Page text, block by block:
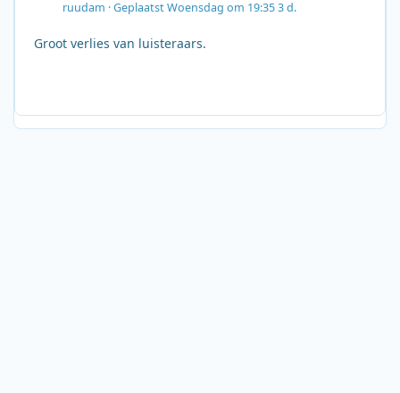
ruudam ·GeplaatstWoensdag om 19:353 d.
Groot verlies van luisteraars.